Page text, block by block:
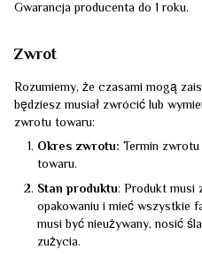
Gwarancja producenta do 1 roku.
Zwrot
Rozumiemy, że czasami mogą
będziesz musiał zwrócić lub
zwrotu towaru:
Okres zwrotu: Termin
towaru.
Stan produktu: Produkt musi
opakowaniu i mieć wszystkie
musi być nieużywany, nosić
zużycia.